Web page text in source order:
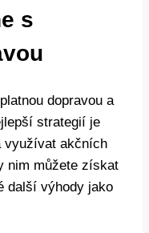
s
dopravou a
strategií je
využívat akčních
nim můžete získat
další výhody jako